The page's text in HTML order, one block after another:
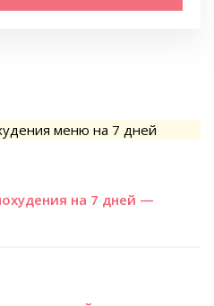
на 7 дней —